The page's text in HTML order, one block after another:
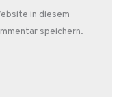
in diesem
speichern.